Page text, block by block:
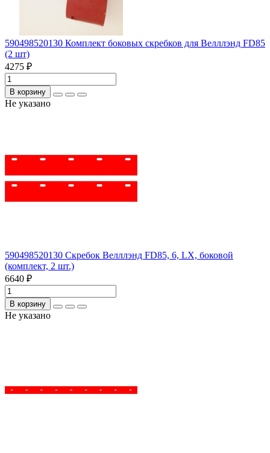
590498520130 Комплект боковых скребков для Велллэнд FD85
(2 шт)
4275 ₽
В корзину
Не указано
590498520130 Скребок Велллэнд FD85, 6, LX, боковой
(комплект, 2 шт.)
6640 ₽
В корзину
Не указано